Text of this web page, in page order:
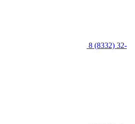
8 (8332) 32-